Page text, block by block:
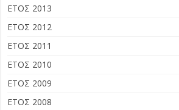
ΕΤΟΣ 2013
ΕΤΟΣ 2012
ΕΤΟΣ 2011
ΕΤΟΣ 2010
ΕΤΟΣ 2009
ΕΤΟΣ 2008